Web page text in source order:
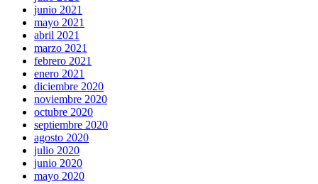
junio 2021
mayo 2021
abril 2021
marzo 2021
febrero 2021
enero 2021
diciembre 2020
noviembre 2020
octubre 2020
septiembre 2020
agosto 2020
julio 2020
junio 2020
mayo 2020